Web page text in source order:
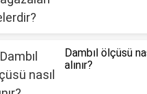
Dambıl ölçüsü
alınır?